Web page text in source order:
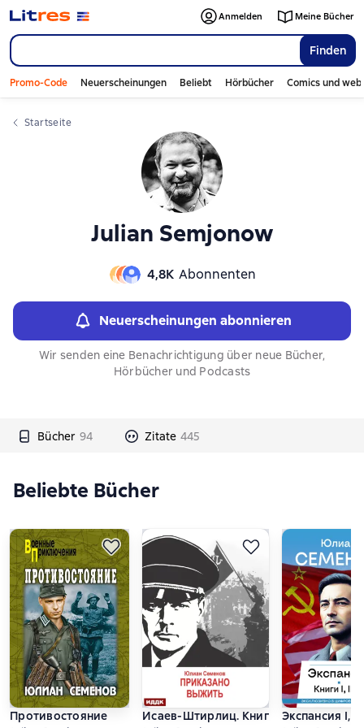
Finden
Anmelden Meine Bücher
Promo-Code Neuerscheinungen Beliebt Hörbücher Comics und
Startseite
Julian Semjonow
4,8К Abonnenten
Neuerscheinungen abonnieren
Wir senden eine Benachrichtigung über neue Bücher,
Hörbücher und Podcasts
Bücher 94 Zitate 445
Слайдер с книгами
Beliebte Bücher
Противостояние
Исаев-Штирлиц. Книга 9. Приказано
Экспансия I,
Слайдер с книгами